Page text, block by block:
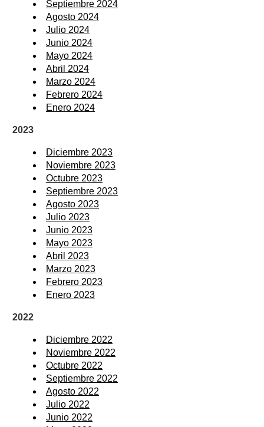
Septiembre 2024
Agosto 2024
Julio 2024
Junio 2024
Mayo 2024
Abril 2024
Marzo 2024
Febrero 2024
Enero 2024
2023
Diciembre 2023
Noviembre 2023
Octubre 2023
Septiembre 2023
Agosto 2023
Julio 2023
Junio 2023
Mayo 2023
Abril 2023
Marzo 2023
Febrero 2023
Enero 2023
2022
Diciembre 2022
Noviembre 2022
Octubre 2022
Septiembre 2022
Agosto 2022
Julio 2022
Junio 2022